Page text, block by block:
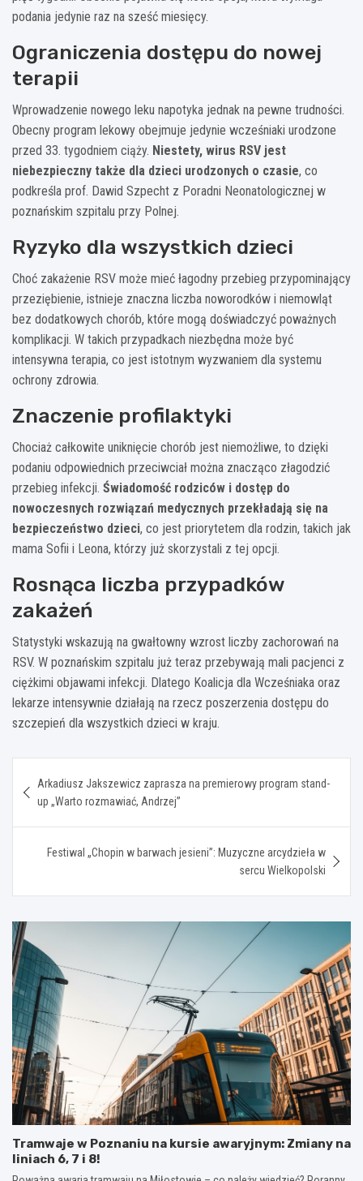
podania jedynie raz na sześć miesięcy.
Ograniczenia dostępu do nowej
terapii
Wprowadzenie nowego leku napotyka jednak na pewne trudności.
Obecny program lekowy obejmuje jedynie wcześniaki urodzone
przed 33. tygodniem ciąży. Niestety, wirus RSV jest
niebezpieczny także dla dzieci urodzonych o czasie, co
podkreśla prof. Dawid Szpecht z Poradni Neonatologicznej w
poznańskim szpitalu przy Polnej.
Ryzyko dla wszystkich dzieci
Choć zakażenie RSV może mieć łagodny przebieg przypominający
przeziębienie, istnieje znaczna liczba noworodków i niemowląt
bez dodatkowych chorób, które mogą doświadczyć poważnych
komplikacji. W takich przypadkach niezbędna może być
intensywna terapia, co jest istotnym wyzwaniem dla systemu
ochrony zdrowia.
Znaczenie profilaktyki
Chociaż całkowite uniknięcie chorób jest niemożliwe, to dzięki
podaniu odpowiednich przeciwciał można znacząco złagodzić
przebieg infekcji. Świadomość rodziców i dostęp do
nowoczesnych rozwiązań medycznych przekładają się na
bezpieczeństwo dzieci, co jest priorytetem dla rodzin, takich jak
mama Sofii i Leona, którzy już skorzystali z tej opcji.
Rosnąca liczba przypadków
zakażeń
Statystyki wskazują na gwałtowny wzrost liczby zachorowań na
RSV. W poznańskim szpitalu już teraz przebywają mali pacjenci z
ciężkimi objawami infekcji. Dlatego Koalicja dla Wcześniaka oraz
lekarze intensywnie działają na rzecz poszerzenia dostępu do
szczepień dla wszystkich dzieci w kraju.
wpisu
Arkadiusz Jakszewicz zaprasza na premierowy program stand-
up „Warto rozmawiać, Andrzej”
Festiwal „Chopin w barwach jesieni”: Muzyczne arcydzieła w
sercu Wielkopolski
Tramwaje w Poznaniu na kursie awaryjnym: Zmiany na
liniach 6, 7 i 8!